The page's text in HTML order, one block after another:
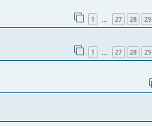
1 … 27 28 29
1 … 27 28 29